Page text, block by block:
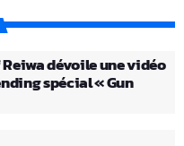
dévoile une vidéo
spécial « Gun